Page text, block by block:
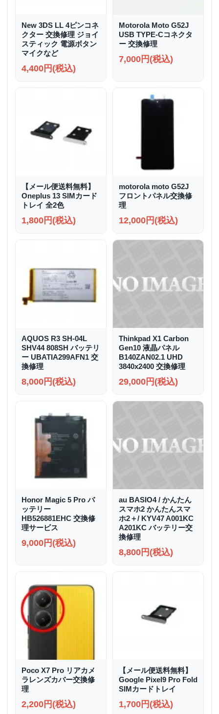
New 3DS LL 4ピンコネ
クター 交換修理 ジョイ
スティック 電源ボタン
マイクなど
4,400円(税込)
Motorola Moto G52J
USB TYPE-Cコネクタ
ー 交換修理
7,000円(税込)
【メール便送料無料】
Oneplus 13 SIMカード
トレイ 全2色
1,800円(税込)
motorola moto G52J
フロントパネル交換修
理
12,000円(税込)
AQUOS R3 SH-04L
SHV44 808SH バッテリ
ー UBATIA299AFN1 交
換修理
8,000円(税込)
Thinkpad X1 Carbon
Gen10 液晶パネル
B140ZAN02.1 UHD
3840x2400 交換修理
29,000円(税込)
Honor Magic 5 Pro バ
ッテリー
HB526881EHC 交換修
理サービス
9,000円(税込)
au BASIO4 / かんたん
スマホ2 かんたんスマ
ホ2＋/ KYV47 A001KC
A201KC バッテリー交
換修理
8,800円(税込)
Poco X7 Pro リアカメ
ラレンズカバー交換修
理
2,200円(税込)
【メール便送料無料】
Google Pixel9 Pro Fold
SIMカードトレイ
1,700円(税込)